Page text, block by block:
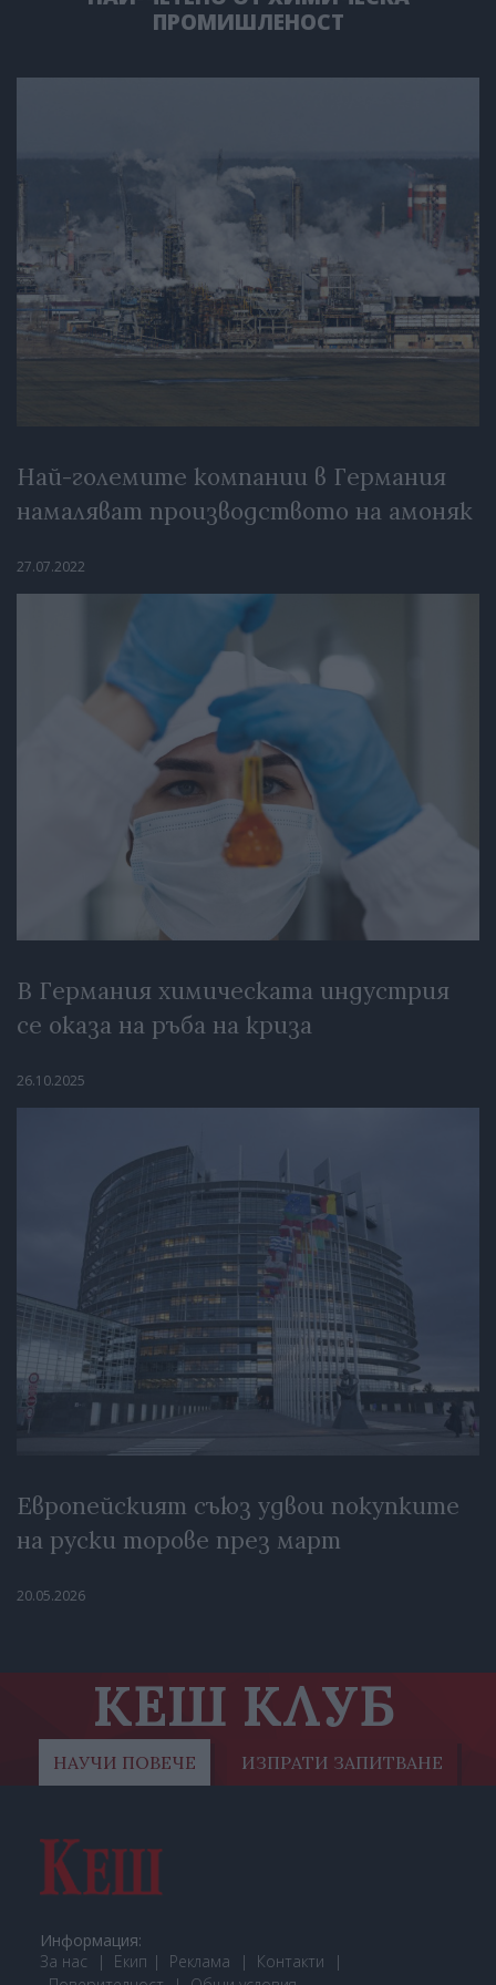
ПРОМИШЛЕНОСТ
Най-големите компании в Германия
намаляват производството на амоняк
27.07.2022
В Германия химическата индустрия
се оказа на ръба на криза
26.10.2025
Европейският съюз удвои покупките
на руски торове през март
20.05.2026
КЕШ КЛУБ
НАУЧИ ПОВЕЧЕ ИЗПРАТИ ЗАПИТВАНЕ
Информация:
За нас
Екип Реклама
Контакти